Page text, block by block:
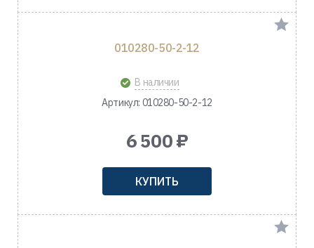
010280-50-2-12
В наличии
Артикул: 010280-50-2-12
6 500 ₽
КУПИТЬ